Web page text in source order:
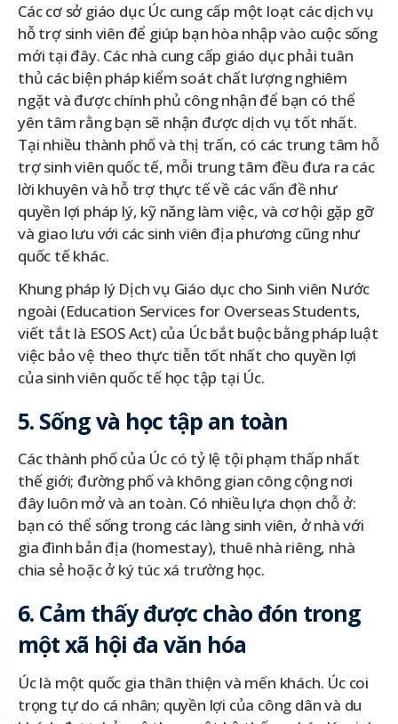
Các cơ sở giáo dục Úc cung cấp một loạt các dịch vụ
hỗ trợ sinh viên để giúp bạn hòa nhập vào cuộc sống
mới tại đây. Các nhà cung cấp giáo dục phải tuân
thủ các biện pháp kiểm soát chất lượng nghiêm
ngặt và được chính phủ công nhận để bạn có thể
yên tâm rằng bạn sẽ nhận được dịch vụ tốt nhất.
Tại nhiều thành phố và thị trấn, có các trung tâm hỗ
trợ sinh viên quốc tế, mỗi trung tâm đều đưa ra các
lời khuyên và hỗ trợ thực tế về các vấn đề như
quyền lợi pháp lý, kỹ năng làm việc, và cơ hội gặp gỡ
và giao lưu với các sinh viên địa phương cũng như
quốc tế khác.
Khung pháp lý Dịch vụ Giáo dục cho Sinh viên Nước
ngoài (Education Services for Overseas Students,
viết tắt là ESOS Act) của Úc bắt buộc bằng pháp luật
việc bảo vệ theo thực tiễn tốt nhất cho quyền lợi
của sinh viên quốc tế học tập tại Úc.
5. Sống và học tập an toàn
Các thành phố của Úc có tỷ lệ tội phạm thấp nhất
thế giới; đường phố và không gian công cộng nơi
đây luôn mở và an toàn. Có nhiều lựa chọn chỗ ở:
bạn có thể sống trong các làng sinh viên, ở nhà với
gia đình bản địa (homestay), thuê nhà riêng, nhà
chia sẻ hoặc ở ký túc xá trường học.
6. Cảm thấy được chào đón trong
một xã hội đa văn hóa
Úc là một quốc gia thân thiện và mến khách. Úc coi
trọng tự do cá nhân; quyền lợi của công dân và du